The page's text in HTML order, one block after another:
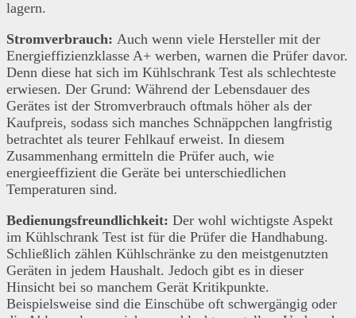
lagern.
Stromverbrauch: Auch wenn viele Hersteller mit der
Energieffizienzklasse A+ werben, warnen die Prüfer davor.
Denn diese hat sich im Kühlschrank Test als schlechteste
erwiesen. Der Grund: Während der Lebensdauer des
Gerätes ist der Stromverbrauch oftmals höher als der
Kaufpreis, sodass sich manches Schnäppchen langfristig
betrachtet als teurer Fehlkauf erweist. In diesem
Zusammenhang ermitteln die Prüfer auch, wie
energieeffizient die Geräte bei unterschiedlichen
Temperaturen sind.
Bedienungsfreundlichkeit: Der wohl wichtigste Aspekt
im Kühlschrank Test ist für die Prüfer die Handhabung.
Schließlich zählen Kühlschränke zu den meistgenutzten
Geräten in jedem Haushalt. Jedoch gibt es in dieser
Hinsicht bei so manchem Gerät Kritikpunkte.
Beispielsweise sind die Einschübe oft schwergängig oder